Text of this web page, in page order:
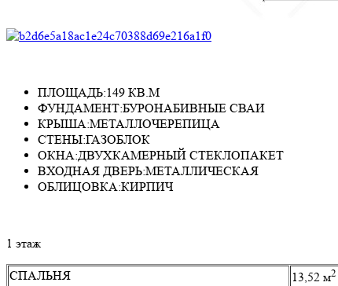
ПЛОЩАДЬ:149 КВ.М
ФУНДАМЕНТ:БУРОНАБИВНЫЕ СВАИ
КРЫША:МЕТАЛЛОЧЕРЕПИЦА
СТЕНЫ:ГАЗОБЛОК
ОКНА:ДВУХКАМЕРНЫЙ СТЕКЛОПАКЕТ
ВХОДНАЯ ДВЕРЬ:МЕТАЛЛИЧЕСКАЯ
ОБЛИЦОВКА:КИРПИЧ
1 этаж
СПАЛЬНЯ 13,52 м2